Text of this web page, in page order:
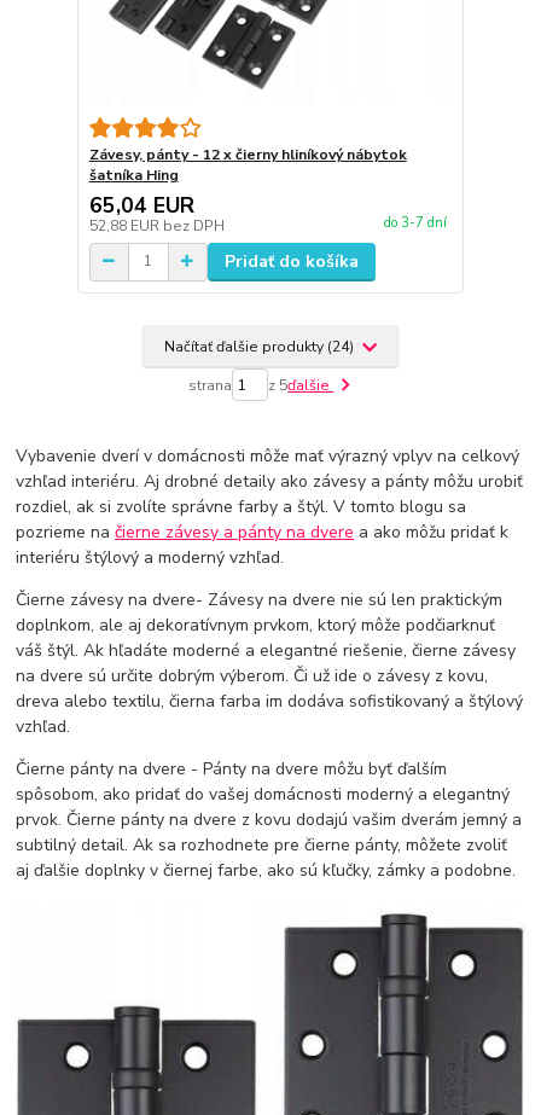
Závesy, pánty - 12 x čierny hliníkový nábytok
šatníka Hing
65,04 EUR
52,88 EUR bez DPH do 3-7 dní
Pridať do košíka
Načítať ďalšie produkty (24)
strana z 5ďalšie
Vybavenie dverí v domácnosti môže mať výrazný vplyv na celkový
vzhľad interiéru. Aj drobné detaily ako závesy a pánty môžu urobiť
rozdiel, ak si zvolíte správne farby a štýl. V tomto blogu sa
pozrieme načierne závesy a pánty na dvere a ako môžu pridať k
interiéru štýlový a moderný vzhľad.
Čierne závesy na dvere- Závesy na dvere nie sú len praktickým
doplnkom, ale aj dekoratívnym prvkom, ktorý môže podčiarknuť
váš štýl. Ak hľadáte moderné a elegantné riešenie, čierne závesy
na dvere sú určite dobrým výberom. Či už ide o závesy z kovu,
dreva alebo textilu, čierna farba im dodáva sofistikovaný a štýlový
vzhľad.
Čierne pánty na dvere - Pánty na dvere môžu byť ďalším
spôsobom, ako pridať do vašej domácnosti moderný a elegantný
prvok. Čierne pánty na dvere z kovu dodajú vašim dverám jemný a
subtilný detail. Ak sa rozhodnete pre čierne pánty, môžete zvoliť
aj ďalšie doplnky v čiernej farbe, ako sú kľučky, zámky a podobne.